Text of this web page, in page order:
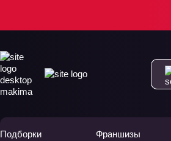
Подборки Франшизы